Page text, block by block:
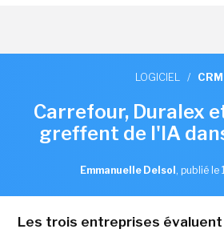
LOGICIEL / CRM
Carrefour, Duralex
greffent de l'IA
Emmanuelle Delsol , publié le
Les trois entreprises évaluent